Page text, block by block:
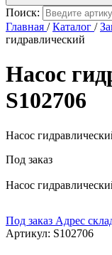
Поиск:
Главная /Каталог /
гидравлический
Насос
S102706
Насос
Под заказ
Насос
Под заказ Адрес
Артикул: S102706